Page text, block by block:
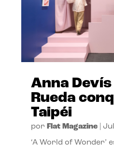
Anna
Rueda
Taipéi
por Flat Magazine|
‘A World of Wonder’